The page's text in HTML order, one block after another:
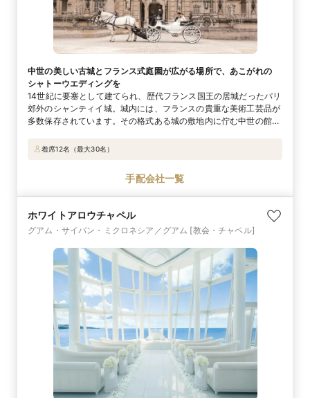
中世の美しい古城とフランス式庭園が広がる場所で、あこがれの
シャトーウエディングを
14世紀に要塞として建てられ、歴代フランス国王の居城だったパリ
郊外のシャンティイ城。城内には、フランスの貴重な美術工芸品が
多数保存されています。その格式ある城の敷地内に佇む中世の館
現。挙式中は、館の前に広がるフランス式の庭園が全て貸切にでき
きを過ごして、プリンセス気分を存分に味わおう。
着席12名（最大30名）
手配会社一覧
ホワイトアロウチャペル
グアム・サイパン・ミクロネシア／グアム [教会・チャペル]